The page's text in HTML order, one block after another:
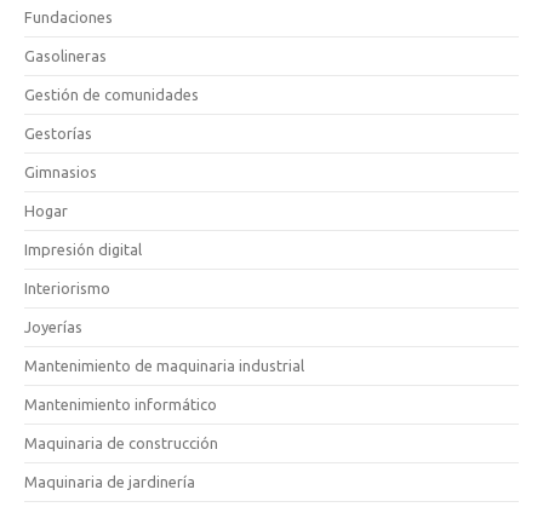
Fundaciones
Gasolineras
Gestión de comunidades
Gestorías
Gimnasios
Hogar
Impresión digital
Interiorismo
Joyerías
Mantenimiento de maquinaria industrial
Mantenimiento informático
Maquinaria de construcción
Maquinaria de jardinería